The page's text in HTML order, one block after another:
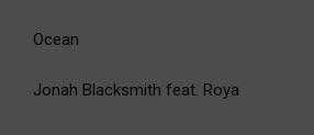
Ocean
Jonah Blacksmith feat. Roya